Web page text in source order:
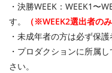
・決勝WEEK：WEEK1〜
す。
（※WEEK2選出者の
・未成年者の方は必ず保
・プロダクションに所属
さい。